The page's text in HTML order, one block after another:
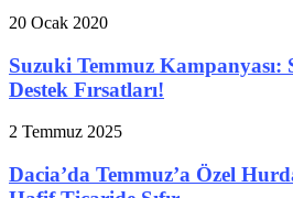
20 Ocak 2020
Suzuki Temmuz Kampanyası:
Destek Fırsatları!
2 Temmuz 2025
Dacia’da Temmuz’a Özel